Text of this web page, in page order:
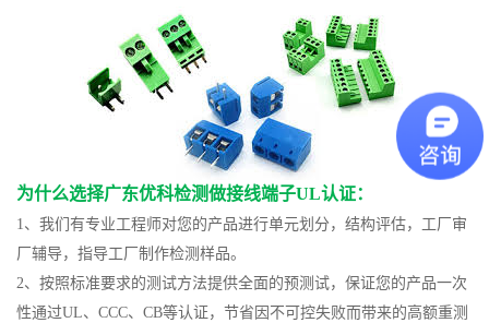
为什么选择广东优科检测做接线端子UL认证：
1、我们有专业工程师对您的产品进行单元划分，结构评估，工厂审
厂辅导，指导工厂制作检测样品。
2、按照标准要求的测试方法提供全面的预测试，保证您的产品一次
性通过UL、CCC、CB等认证，节省因不可控失败而带来的高额重测